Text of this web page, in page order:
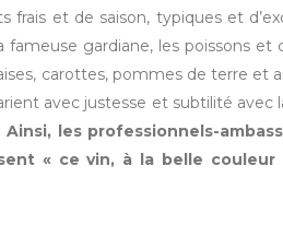
frais et de saison, typiques et
fameuse gardiane, les poissons et
carottes, pommes de terre et
avec justesse et subtilité avec
Ainsi, les professionnels-
« ce vin, à la belle